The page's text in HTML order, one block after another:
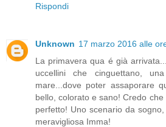
Rispondi
Unknown 17 marzo 2016 alle
La primavera qua é già
uccellini che cinguettano,
mare...dove poter assaporare
bello, colorato e sano! Credo
perfetto! Uno scenario da
meravigliosa Imma!